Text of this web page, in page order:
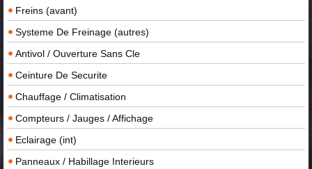
Freins (avant)
Systeme De Freinage (autres)
Antivol / Ouverture Sans Cle
Ceinture De Securite
Chauffage / Climatisation
Compteurs / Jauges / Affichage
Eclairage (int)
Panneaux / Habillage Interieurs